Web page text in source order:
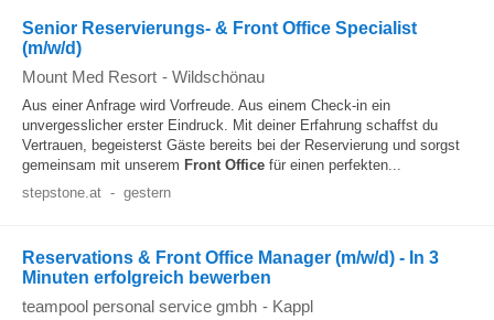
Senior Reservierungs- & Front Office Specialist
(m/w/d)
Mount Med Resort - Wildschönau
Aus einer Anfrage wird Vorfreude. Aus einem Check-in ein
unvergesslicher erster Eindruck. Mit deiner Erfahrung schaffst du
Vertrauen, begeisterst Gäste bereits bei der Reservierung und sorgst
gemeinsam mit unserem Front Office für einen perfekten...
stepstone.at - gestern
Reservations & Front Office Manager (m/w/d) - In 3
Minuten erfolgreich bewerben
teampool personal service gmbh - Kappl